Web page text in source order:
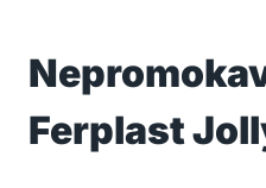
Ferplast